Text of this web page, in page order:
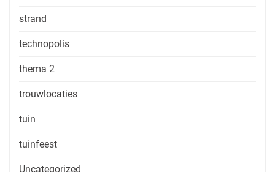
strand
technopolis
thema 2
trouwlocaties
tuin
tuinfeest
Uncategorized